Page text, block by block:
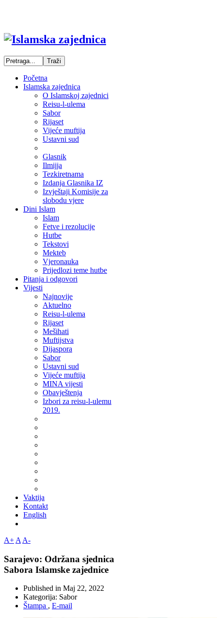
Početna
Islamska zajednica
O Islamskoj zajednici
Reisu-l-ulema
Sabor
Rijaset
Vijeće muftija
Ustavni sud
Glasnik
Ilmijja
Tezkiretnama
Izdanja Glasnika IZ
Izvještaji Komisije za
slobodu vjere
Dini Islam
Islam
Fetve i rezolucije
Hutbe
Tekstovi
Mekteb
Vjeronauka
Prijedlozi teme hutbe
Pitanja i odgovori
Vijesti
Najnovije
Aktuelno
Reisu-l-ulema
Rijaset
Mešihati
Muftijstva
Dijaspora
Sabor
Ustavni sud
Vijeće muftija
MINA vijesti
Obavještenja
Izbori za reisu-l-ulemu
2019.
Vaktija
Kontakt
English
A+ A A-
Sarajevo: Održana sjednica
Sabora Islamske zajednice
Published in Maj 22, 2022
Kategorija: Sabor
Štampa , E-mail